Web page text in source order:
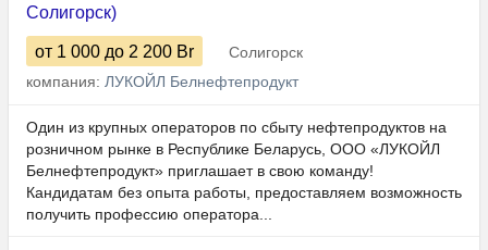
Солигорск)
от 1 000 до 2 200 Br
Солигорск
компания: ЛУКОЙЛ Белнефтепродукт
Один из крупных операторов по сбыту нефтепродуктов на
розничном рынке в Республике Беларусь, ООО «ЛУКОЙЛ
Белнефтепродукт» приглашает в свою команду!
Кандидатам без опыта работы, предоставляем возможность
получить профессию оператора...